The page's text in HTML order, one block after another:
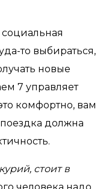
то выбираться,
новые
7 управляет
комфортно, вам
поездка должна
стоит в